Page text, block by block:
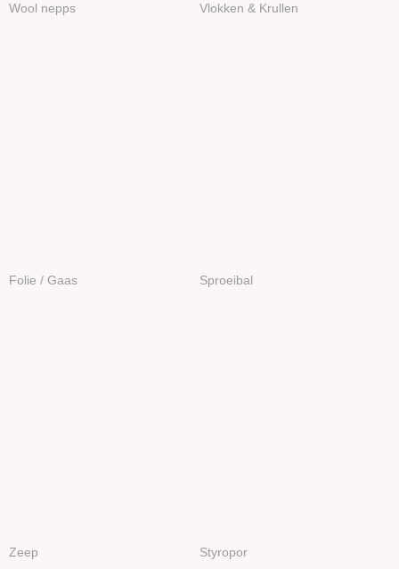
Wool nepps Vlokken & Krullen
Folie / Gaas Sproeibal
Zeep Styropor